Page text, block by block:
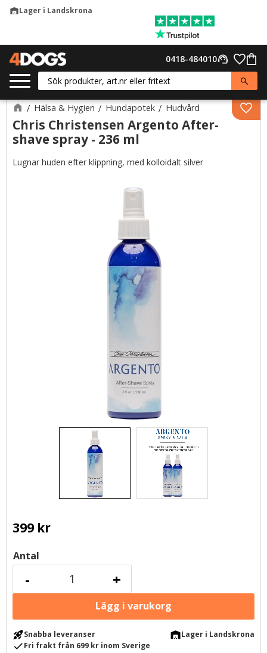
warehouseLager i Landskrona
support_agent
0418-484010
Hälsa & Hygien Hundapotek Hudvård
Chris Christensen Argento After-
shave spray - 236 ml
Lugnar huden efter klippning, med kolloidalt silver
399kr
Antal
+
-
rocket_launchSnabba leveranser warehouseLager i Landskrona
checkFri frakt från 699 kr inom Sverige